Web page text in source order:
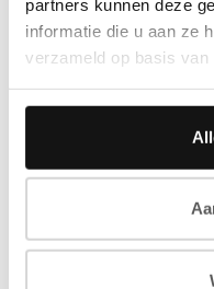
partners kunnen deze
informatie die u aan ze
verzameld op basis